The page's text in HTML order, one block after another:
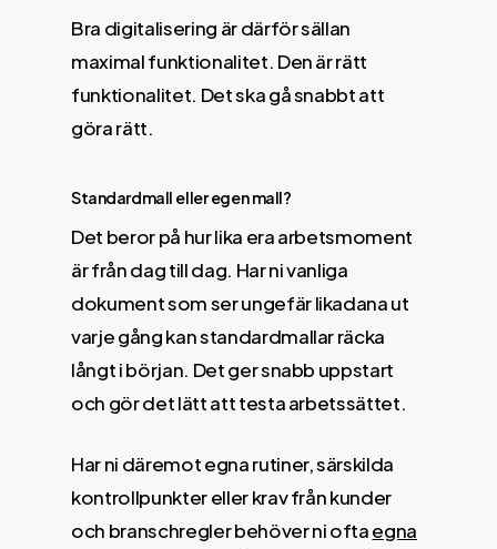
Bra digitalisering är därför sällan
maximal funktionalitet. Den är rätt
funktionalitet. Det ska gå snabbt att
göra rätt.
Standardmall eller egen mall?
Det beror på hur lika era arbetsmoment
är från dag till dag. Har ni vanliga
dokument som ser ungefär likadana ut
varje gång kan standardmallar räcka
långt i början. Det ger snabb uppstart
och gör det lätt att testa arbetssättet.
Har ni däremot egna rutiner, särskilda
kontrollpunkter eller krav från kunder
och branschregler behöver ni oftaegna